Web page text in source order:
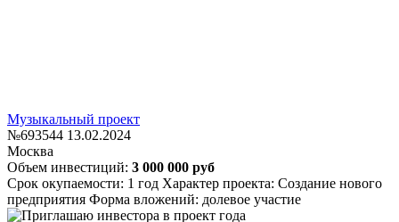
Музыкальный проект
№693544 13.02.2024
Москва
Объем инвестиций: 3 000 000 руб
Срок окупаемости: 1 год Характер проекта: Создание нового
предприятия Форма вложений: долевое участие